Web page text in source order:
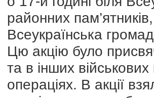
районних
Всеукраїнська
Цю акцію було
та в інших
операціях. В акції